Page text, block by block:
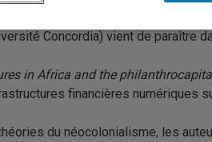
à l’UQAM et membre du
Concordia) vient de paraître
in Africa and the
financières numériques
du néocolonialisme, les